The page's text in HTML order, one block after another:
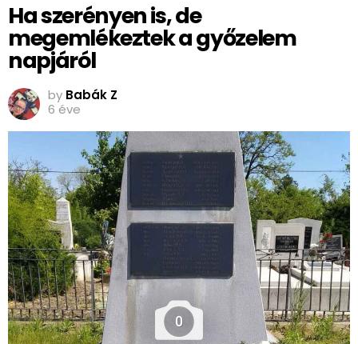
Ha szerényen is, de
megemlékeztek a győzelem
napjáról
by Babák Z
6 éve
0